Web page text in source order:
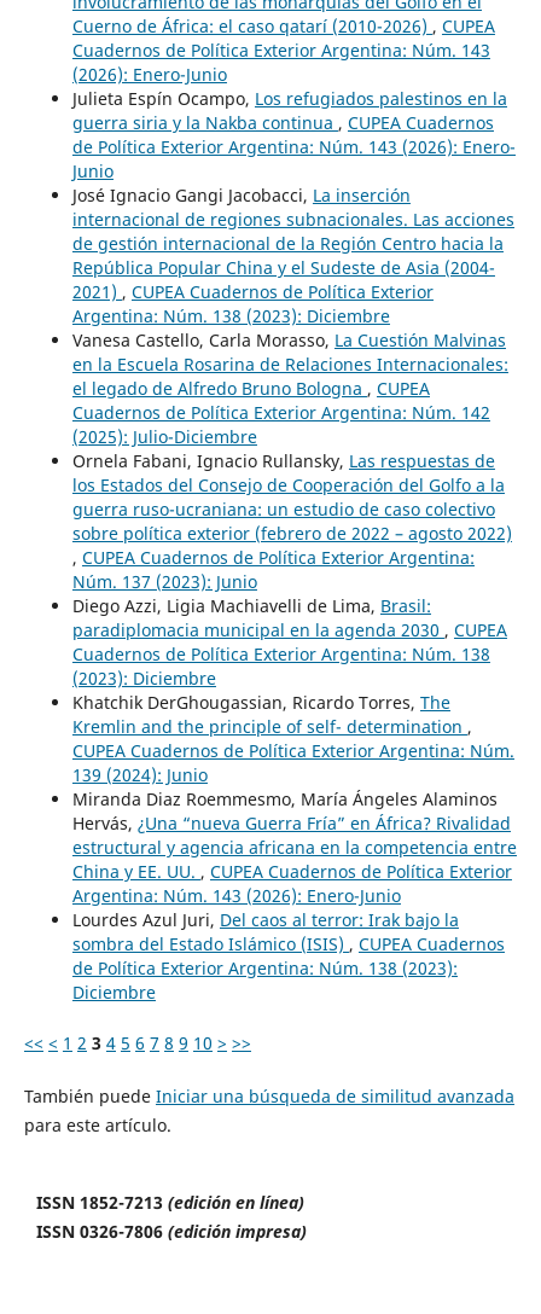
Cuerno de África: el caso qatarí (2010-2026) , CUPEA
Cuadernos de Política Exterior Argentina: Núm. 143
(2026): Enero-Junio
Julieta Espín Ocampo, Los refugiados palestinos en la
guerra siria y la Nakba continua , CUPEA Cuadernos
de Política Exterior Argentina: Núm. 143 (2026): Enero-
Junio
José Ignacio Gangi Jacobacci, La inserción
internacional de regiones subnacionales. Las acciones
de gestión internacional de la Región Centro hacia la
República Popular China y el Sudeste de Asia (2004-
2021) , CUPEA Cuadernos de Política Exterior
Argentina: Núm. 138 (2023): Diciembre
Vanesa Castello, Carla Morasso, La Cuestión Malvinas
en la Escuela Rosarina de Relaciones Internacionales:
el legado de Alfredo Bruno Bologna , CUPEA
Cuadernos de Política Exterior Argentina: Núm. 142
(2025): Julio-Diciembre
Ornela Fabani, Ignacio Rullansky, Las respuestas de
los Estados del Consejo de Cooperación del Golfo a la
guerra ruso-ucraniana: un estudio de caso colectivo
sobre política exterior (febrero de 2022 – agosto 2022)
, CUPEA Cuadernos de Política Exterior Argentina:
Núm. 137 (2023): Junio
Diego Azzi, Ligia Machiavelli de Lima, Brasil:
paradiplomacia municipal en la agenda 2030 , CUPEA
Cuadernos de Política Exterior Argentina: Núm. 138
(2023): Diciembre
Khatchik DerGhougassian, Ricardo Torres, The
Kremlin and the principle of self- determination ,
CUPEA Cuadernos de Política Exterior Argentina: Núm.
139 (2024): Junio
Miranda Diaz Roemmesmo, María Ángeles Alaminos
Hervás, ¿Una “nueva Guerra Fría” en África? Rivalidad
estructural y agencia africana en la competencia entre
China y EE. UU. , CUPEA Cuadernos de Política Exterior
Argentina: Núm. 143 (2026): Enero-Junio
Lourdes Azul Juri, Del caos al terror: Irak bajo la
sombra del Estado Islámico (ISIS) , CUPEA Cuadernos
de Política Exterior Argentina: Núm. 138 (2023):
Diciembre
<< < 1 2 3 4 5 6 7 8 9 10 > >>
También puede Iniciar una búsqueda de similitud avanzada
para este artículo.
ISSN 1852-7213 (edición en línea)
ISSN 0326-7806 (edición impresa)